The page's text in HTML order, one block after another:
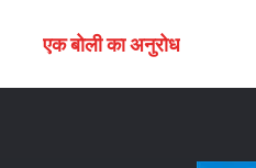
एक बोली का अनुरोध